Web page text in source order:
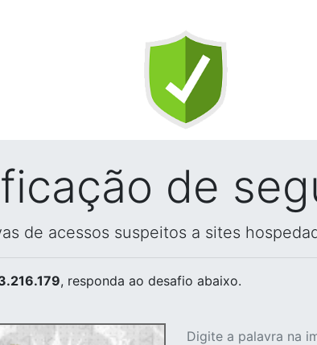
de
de acessos suspeitos a sites
, responda ao desafio abaixo.
Digite a palavra na